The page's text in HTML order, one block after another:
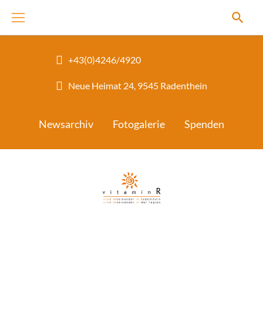
content
+43(0)4246/4920
Neue Heimat 24, 9545 Radenthein
Newsarchiv Fotogalerie Spenden